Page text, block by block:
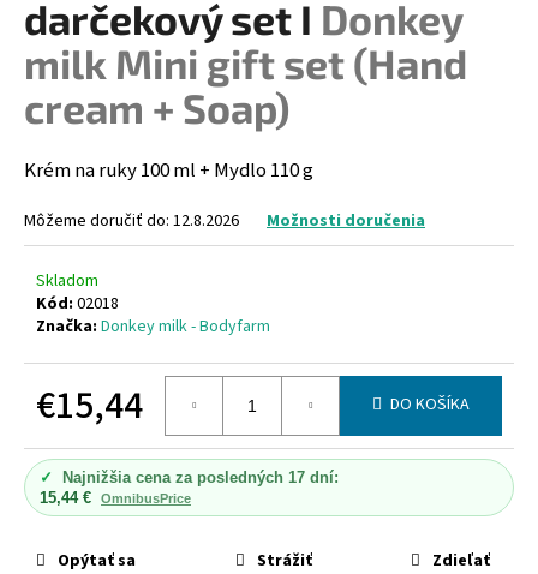
darčekový set I Donkey
milk Mini gift set (Hand
cream + Soap)
Krém na ruky 100 ml + Mydlo 110 g
Môžeme doručiť do: 12.8.2026 Možnosti doručenia
Skladom
Kód: 02018
Značka: Donkey milk - Bodyfarm
€15,44
cena:
DO KOŠÍKA
✓
Najnižšia cena za posledných 17 dní:
15,44 €
OmnibusPrice
Opýtať sa Strážiť Zdieľať
á
j
s
ť
?
d
o
r
ú